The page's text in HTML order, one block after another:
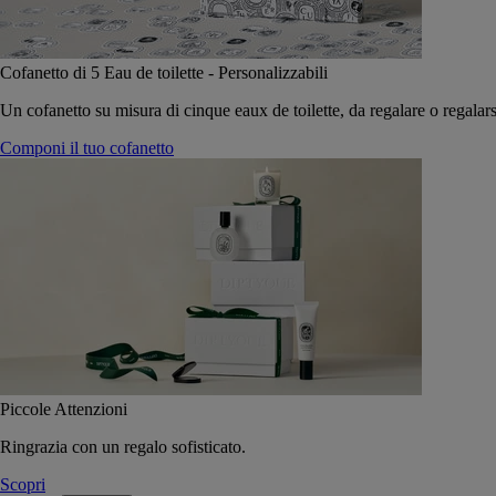
Cofanetto di 5 Eau de toilette - Personalizzabili
Un cofanetto su misura di cinque eaux de toilette, da regalare o
Componi il tuo cofanetto
Piccole Attenzioni
Ringrazia con un regalo sofisticato.
Scopri